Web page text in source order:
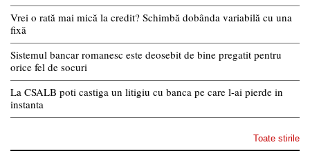
Vrei o rată mai mică la credit? Schimbă dobânda variabilă cu una
fixă
Sistemul bancar romanesc este deosebit de bine pregatit pentru
orice fel de socuri
La CSALB poti castiga un litigiu cu banca pe care l-ai pierde in
instanta
Toate stirile